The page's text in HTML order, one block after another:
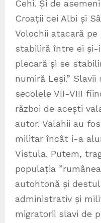
Cehi. Și de
Croații cei Albi și
Volochii atacară pe
stabiliră între ei și-
plecară și se
numiră Leși.”
secolele VII-VIII
război de acești
autor. Valahii au
militar încât i-a
Vistula. Putem,
populația
autohtonă și
administrativ și
migratorii slavi de